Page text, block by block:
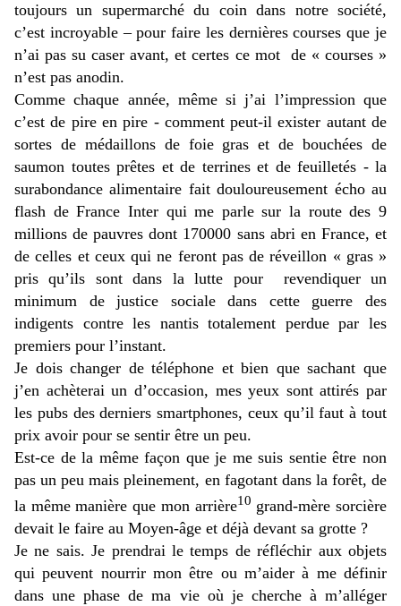
toujours un supermarché du coin dans notre société,
c’est incroyable – pour faire les dernières courses que je
n’ai pas su caser avant, et certes ce mot de « courses »
n’est pas anodin.
Comme chaque année, même si j’ai l’impression que
c’est de pire en pire - comment peut-il exister autant de
sortes de médaillons de foie gras et de bouchées de
saumon toutes prêtes et de terrines et de feuilletés - la
surabondance alimentaire fait douloureusement écho au
flash de France Inter qui me parle sur la route des 9
millions de pauvres dont 170000 sans abri en France, et
de celles et ceux qui ne feront pas de réveillon « gras »
pris qu’ils sont dans la lutte pour revendiquer un
minimum de justice sociale dans cette guerre des
indigents contre les nantis totalement perdue par les
premiers pour l’instant.
Je dois changer de téléphone et bien que sachant que
j’en achèterai un d’occasion, mes yeux sont attirés par
les pubs des derniers smartphones, ceux qu’il faut à tout
prix avoir pour se sentir être un peu.
Est-ce de la même façon que je me suis sentie être non
pas un peu mais pleinement, en fagotant dans la forêt, de
la même manière que mon arrière10 grand-mère sorcière
devait le faire au Moyen-âge et déjà devant sa grotte ?
Je ne sais. Je prendrai le temps de réfléchir aux objets
qui peuvent nourrir mon être ou m’aider à me définir
dans une phase de ma vie où je cherche à m’alléger